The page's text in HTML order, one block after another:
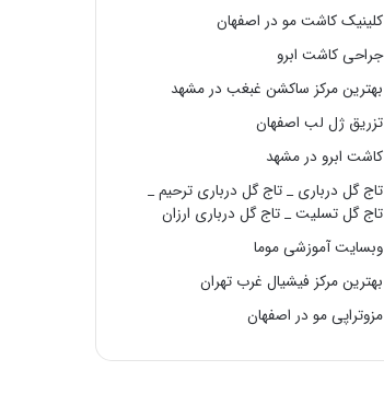
کلینیک کاشت مو در اصفهان
جراحی کاشت ابرو
بهترین مرکز ساکشن غبغب در مشهد
تزریق ژل لب اصفهان
کاشت ابرو در مشهد
تاج گل درباری _ تاج گل درباری ترحیم _
تاج گل تسلیت _ تاج گل درباری ارزان
وبسایت آموزشی موما
بهترین مرکز فیشیال غرب تهران
مزوتراپی مو در اصفهان